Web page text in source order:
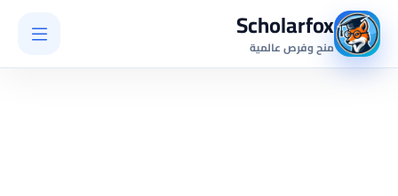
Scholarfox
منح وفرص عالمية